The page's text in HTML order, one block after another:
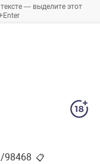
— выделите этот
98468 📋